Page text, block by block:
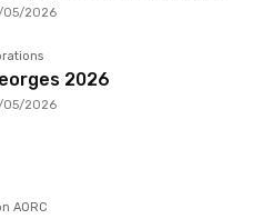
05/2026
2026
05/2026
AORC